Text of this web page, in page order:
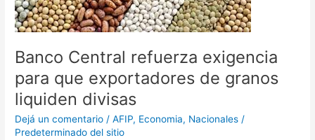
Banco Central refuerza exigencia
para que exportadores de granos
liquiden divisas
Dejá un comentario /AFIP, Economia, Nacionales /
Predeterminado del sitio
que
exportadores
granos
liquiden
divisas